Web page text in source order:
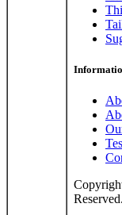
Reserved.